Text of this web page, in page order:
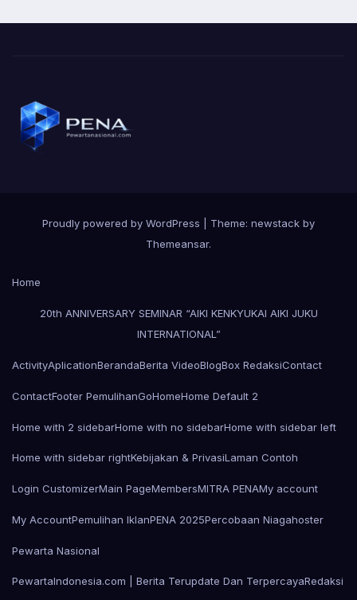
Proudly powered by WordPress
Theme: newstack by
Themeansar.
Home
20th ANNIVERSARY SEMINAR “AIKI KENKYUKAI AIKI JUKU
INTERNATIONAL”
ActivityAplicationBerandaBerita VideoBlogBox RedaksiContact
ContactFooter PemulihanGoHomeHome Default 2
Home with 2 sidebarHome with no sidebarHome with sidebar left
Home with sidebar rightKebijakan & PrivasiLaman Contoh
Login CustomizerMain PageMembersMITRA PENAMy account
My AccountPemulihan IklanPENA 2025Percobaan Niagahoster
Pewarta Nasional
PewartaIndonesia.com | Berita Terupdate Dan TerpercayaRedaksi